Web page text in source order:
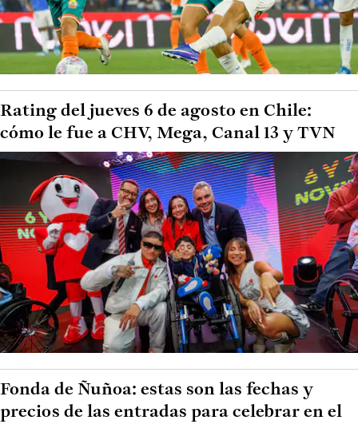
Rating del jueves 6 de agosto en Chile:
cómo le fue a CHV, Mega, Canal 13 y TVN
Fonda de Ñuñoa: estas son las fechas y
precios de las entradas para celebrar en el